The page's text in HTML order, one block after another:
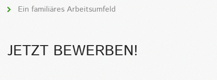
Ein familiäres Arbeitsumfeld
JETZT BEWERBEN!